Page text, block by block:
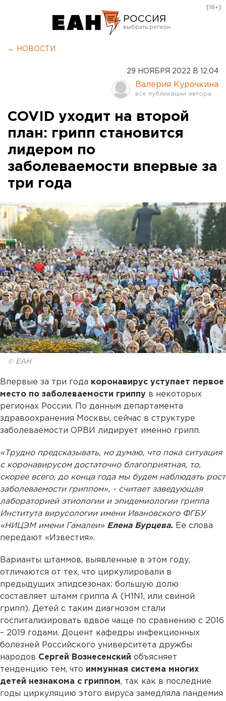
РОССИЯ
Оренбург
[18+]
← НОВОСТИ
29 НОЯБРЯ 2022 В 12:04
Валерия Курочкина
COVID уходит на второй
план: грипп становится
лидером по
заболеваемости впервые за
три года
© ЕАН
Впервые за три года коронавирус уступает первое
место по заболеваемости гриппу в некоторых
регионах России. По данным департамента
здравоохранения Москвы, сейчас в структуре
заболеваемости ОРВИ лидирует именно грипп.
«Трудно предсказывать, но думаю, что пока ситуация
с коронавирусом достаточно благоприятная, то,
скорее всего, до конца года мы будем наблюдать рост
заболеваемости гриппом», - считает заведующая
лабораторией этиологии и эпидемиологии гриппа
Института вирусологии имени Ивановского ФГБУ
«НИЦЭМ имени Гамалеи» Елена Бурцева. Ее слова
передают «Известия».
Варианты штаммов, выявленные в этом году,
отличаются от тех, что циркулировали в
предыдущих эпидсезонах: большую долю
составляет штамм гриппа А (H1N1, или свиной
грипп). Детей с таким диагнозом стали
госпитализировать вдвое чаще по сравнению с 2016
– 2019 годами. Доцент кафедры инфекционных
болезней Российского университета дружбы
народов Сергей Вознесенский объясняет
тенденцию тем, что иммунная система многих
детей незнакома с гриппом, так как в последние
годы циркуляцию этого вируса замедляла пандемия